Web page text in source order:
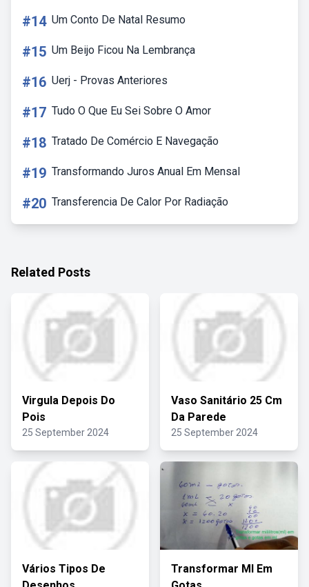
#14 Um Conto De Natal Resumo
#15 Um Beijo Ficou Na Lembrança
#16 Uerj - Provas Anteriores
#17 Tudo O Que Eu Sei Sobre O Amor
#18 Tratado De Comércio E Navegação
#19 Transformando Juros Anual Em Mensal
#20 Transferencia De Calor Por Radiação
Related Posts
Virgula Depois Do
Pois
25 September 2024
Vaso Sanitário 25 Cm
Da Parede
25 September 2024
Vários Tipos De
Transformar Ml Em